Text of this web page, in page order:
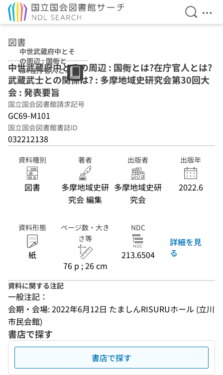
検索を
メ
図書
中世武蔵府中とそ
の周辺 : 国衙と
は?在庁官人とは?
武蔵武士との関係
は? : 多摩地域史
研究会第30回大会
: 発表要旨
中世武蔵府中とその周辺 : 国衙とは?在庁官人とは?
武蔵武士との関係は? : 多摩地域史研究会第30回大
会 : 発表要旨
国立国会図書館請求記号
GC69-M101
国立国会図書館書誌ID
032212138
資料種別
図書
著者
多摩地域史研
究会 編集
出版者
多摩地域史研
究会
出版年
2022.6
資料形態
紙
ページ数・大き
さ等
76 p ; 26 cm
NDC
213.6504
詳細を見
る
資料に関する注記
一般注記：
会期・会場: 2022年6月12日 たましんRISURUホール (立川
市民会館)
書店で探す
書店で探す